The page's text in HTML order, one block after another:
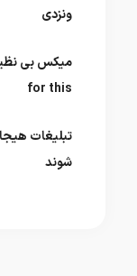
ونزدی
for this
تبلیغات
شوند